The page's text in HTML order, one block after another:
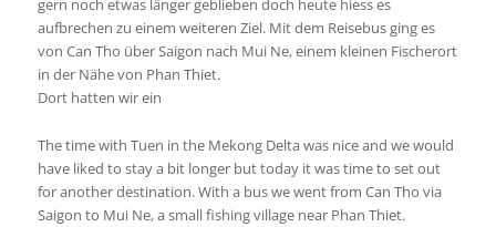
gern noch etwas länger geblieben doch heute hiess es
aufbrechen zu einem weiteren Ziel. Mit dem Reisebus ging es
von Can Tho über Saigon nach Mui Ne, einem kleinen Fischerort
in der Nähe von Phan Thiet.
Dort hatten wir ein
The time with Tuen in the Mekong Delta was nice and we would
have liked to stay a bit longer but today it was time to set out
for another destination. With a bus we went from Can Tho via
Saigon to Mui Ne, a small fishing village near Phan Thiet.